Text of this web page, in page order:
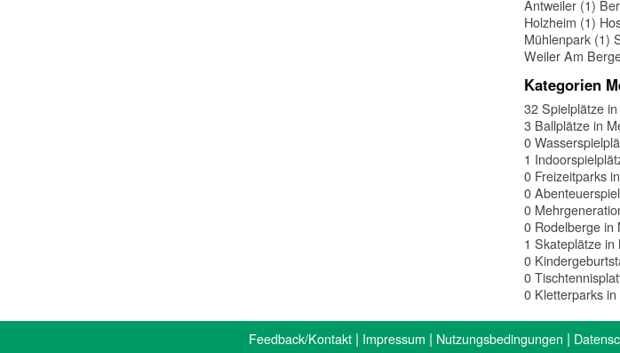
Antweiler (1)
Holzheim (1)
Mühlenpark (1)
Weiler Am
Kategorien
32 Spielplätze
3 Ballplätze in
0
1
0 Freizeitparks
0
0
0 Rodelberge in
1 Skateplätze in
0
0
0 Kletterparks
Feedback/Kontakt | Impressum | Nutzungsbedingungen |